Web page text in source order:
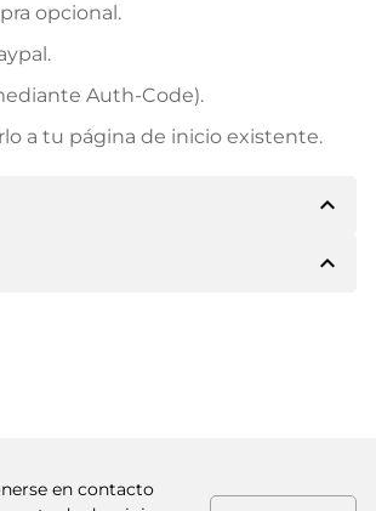
opcional.
Auth-Code).
a tu página de inicio existente.
expand_less
A continuación, el propietario
expand_less
en contacto